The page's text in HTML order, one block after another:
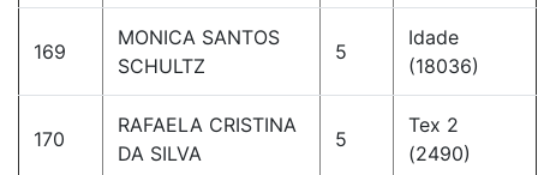
169
MONICA SANTOS
SCHULTZ
5
Idade
(18036)
170
RAFAELA CRISTINA
DA SILVA
5
Tex 2
(2490)